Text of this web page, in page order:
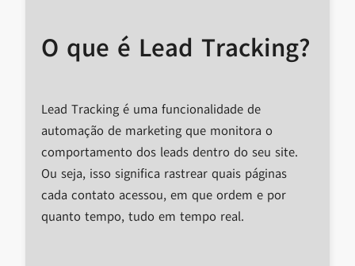
O que é Lead Tracking?
Lead Tracking é uma funcionalidade de
automação de marketing que monitora o
comportamento dos leads dentro do seu site.
Ou seja, isso significa rastrear quais páginas
cada contato acessou, em que ordem e por
quanto tempo, tudo em tempo real.